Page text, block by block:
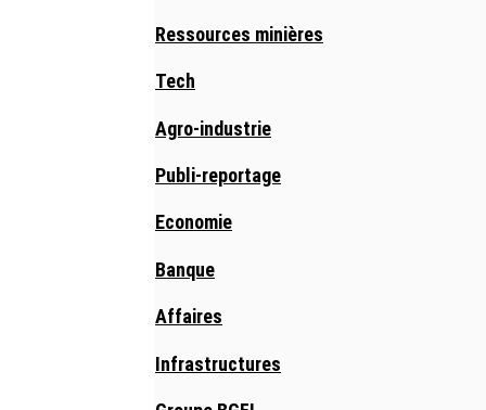
Ressources minières
Tech
Agro-industrie
Publi-reportage
Economie
Banque
Affaires
Infrastructures